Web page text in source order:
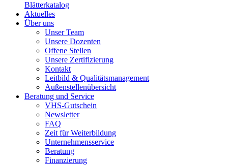
Blätterkatalog
Aktuelles
Über uns
Unser Team
Unsere Dozenten
Offene Stellen
Unsere Zertifizierung
Kontakt
Leitbild & Qualitätsmanagement
Außenstellenübersicht
Beratung und Service
VHS-Gutschein
Newsletter
FAQ
Zeit für Weiterbildung
Unternehmensservice
Beratung
Finanzierung